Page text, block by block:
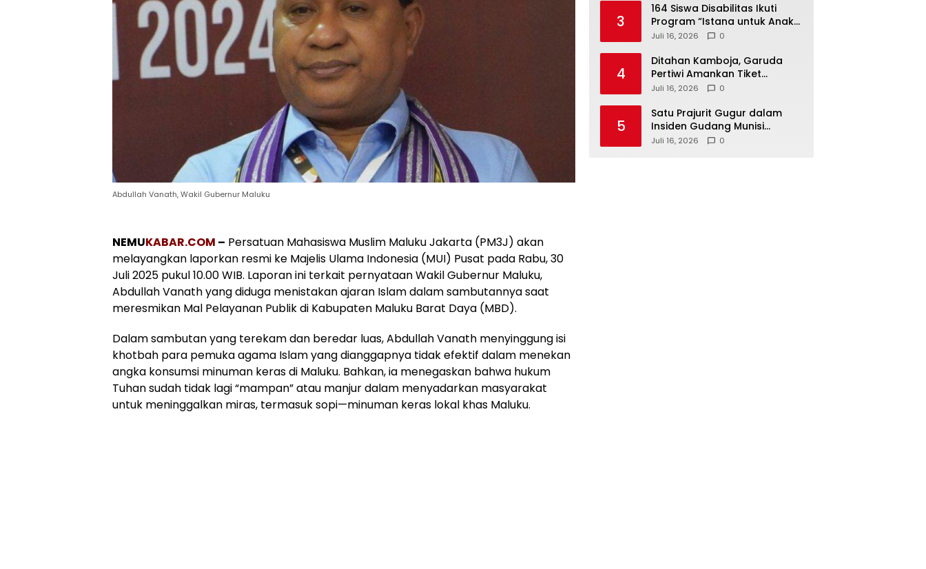
Abdullah Vanath, Wakil Gubernur Maluku
NEMUKABAR.COM – Persatuan Mahasiswa Muslim Maluku Jakarta (PM3J) akan
melayangkan laporkan resmi ke Majelis Ulama Indonesia (MUI) Pusat pada Rabu, 30
Juli 2025 pukul 10.00 WIB. Laporan ini terkait pernyataan Wakil Gubernur Maluku,
Abdullah Vanath yang diduga menistakan ajaran Islam dalam sambutannya saat
meresmikan Mal Pelayanan Publik di Kabupaten Maluku Barat Daya (MBD).
Dalam sambutan yang terekam dan beredar luas, Abdullah Vanath menyinggung isi
khotbah para pemuka agama Islam yang dianggapnya tidak efektif dalam menekan
angka konsumsi minuman keras di Maluku. Bahkan, ia menegaskan bahwa hukum
Tuhan sudah tidak lagi “mampan” atau manjur dalam menyadarkan masyarakat
untuk meninggalkan miras, termasuk sopi—minuman keras lokal khas Maluku.
3
164 Siswa Disabilitas Ikuti
Program “Istana untuk Anak
Sekolah”, Kenali Sejarah
Juli 16, 2026 0
4
Ditahan Kamboja, Garuda
Pertiwi Amankan Tiket
Semifinal Piala AFF Putri 2026
Juli 16, 2026 0
5
Satu Prajurit Gugur dalam
Insiden Gudang Munisi
Madiun, TNI AD Dalami
Juli 16, 2026 0